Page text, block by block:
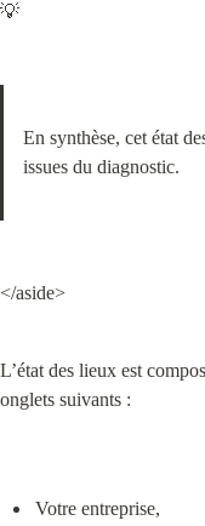
💡
En synthèse, cet état
issues du diagnostic.
</aside>
L’état des lieux est
onglets suivants :
Votre entreprise,